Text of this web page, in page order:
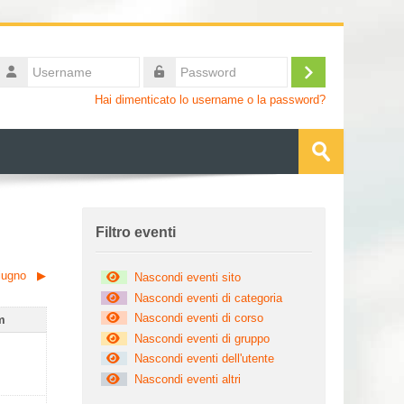
Username
Login
Hai dimenticato lo username o la password?
Invia
▶︎
maggioevento, domenica 3 maggio
Filtro eventi
Nascondi eventi sito
Nascondi eventi di categoria
Nascondi eventi di corso
Nascondi eventi di gruppo
Nascondi eventi dell'utente
Nascondi eventi altri